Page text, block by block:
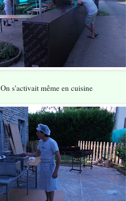
On s'activait même en cuisine